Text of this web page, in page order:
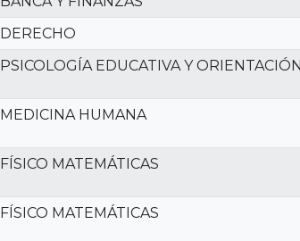
DERECHO
PSICOLOGÍA EDUCATIVA Y ORIENTACIÓN
MEDICINA HUMANA
FÍSICO MATEMÁTICAS
FÍSICO MATEMÁTICAS